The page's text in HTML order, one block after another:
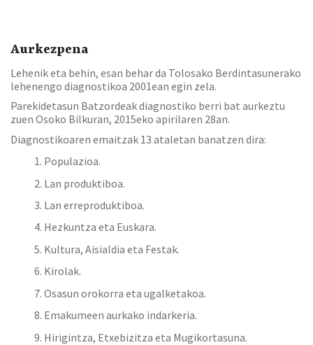
Aurkezpena
Lehenik eta behin, esan behar da Tolosako Berdintasunerako
lehenengo diagnostikoa 2001ean egin zela.
Parekidetasun Batzordeak diagnostiko berri bat aurkeztu
zuen Osoko Bilkuran, 2015eko apirilaren 28an.
Diagnostikoaren emaitzak 13 ataletan banatzen dira:
Populazioa.
Lan produktiboa.
Lan erreproduktiboa.
Hezkuntza eta Euskara.
Kultura, Aisialdia eta Festak.
Kirolak.
Osasun orokorra eta ugalketakoa.
Emakumeen aurkako indarkeria.
Hirigintza, Etxebizitza eta Mugikortasuna.